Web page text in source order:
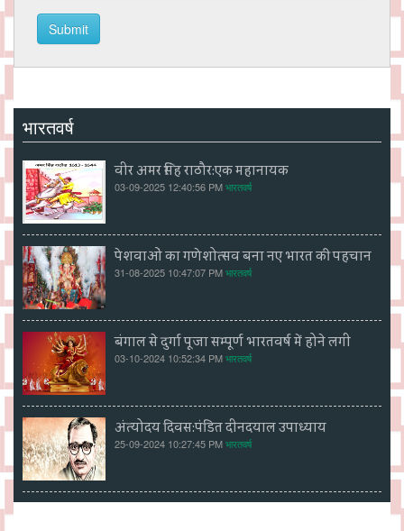
Submit
भारतवर्ष
वीर अमर सिंह राठौर:एक महानायक
03-09-2025 12:40:56 PMभारतवर्ष
पेशवाओं का गणेशोत्सव बना नए भारत की पहचान
31-08-2025 10:47:07 PMभारतवर्ष
बंगाल से दुर्गा पूजा सम्पूर्ण भारतवर्ष में होने लगी
03-10-2024 10:52:34 PMभारतवर्ष
अंत्योदय दिवस:पंडित दीनदयाल उपाध्याय
25-09-2024 10:27:45 PMभारतवर्ष